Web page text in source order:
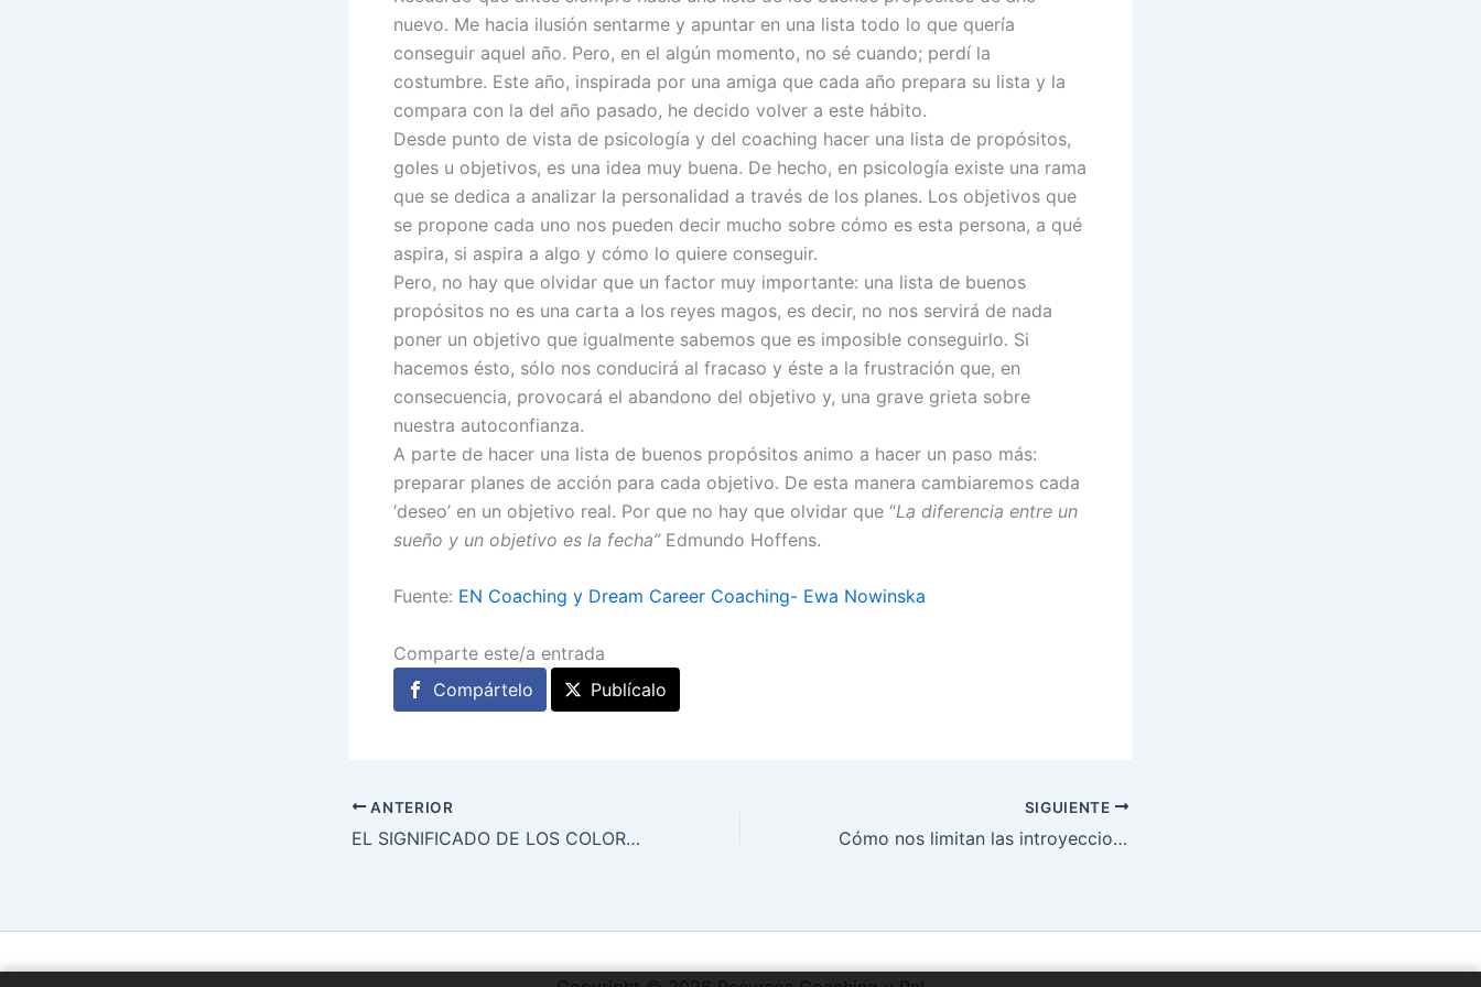
nuevo. Me hacia ilusión sentarme y apuntar en una lista todo lo que quería
conseguir aquel año. Pero, en el algún momento, no sé cuando; perdí la
costumbre. Este año, inspirada por una amiga que cada año prepara su lista y la
compara con la del año pasado, he decido volver a este hábito.
Desde punto de vista de psicología y del coaching hacer una lista de propósitos,
goles u objetivos, es una idea muy buena. De hecho, en psicología existe una rama
que se dedica a analizar la personalidad a través de los planes. Los objetivos que
se propone cada uno nos pueden decir mucho sobre cómo es esta persona, a qué
aspira, si aspira a algo y cómo lo quiere conseguir.
Pero, no hay que olvidar que un factor muy importante: una lista de buenos
propósitos no es una carta a los reyes magos, es decir, no nos servirá de nada
poner un objetivo que igualmente sabemos que es imposible conseguirlo. Si
hacemos ésto, sólo nos conducirá al fracaso y éste a la frustración que, en
consecuencia, provocará el abandono del objetivo y, una grave grieta sobre
nuestra autoconfianza.
A parte de hacer una lista de buenos propósitos animo a hacer un paso más:
preparar planes de acción para cada objetivo. De esta manera cambiaremos cada
‘deseo’ en un objetivo real. Por que no hay que olvidar que “La diferencia entre un
sueño y un objetivo es la fecha” Edmundo Hoffens.
Fuente: EN Coaching y Dream Career Coaching- Ewa Nowinska
Comparte este/a entrada
Compártelo
Publícalo
ANTERIOR
EL SIGNIFICADO DE LOS COLORES I
SIGUIENTE
Cómo nos limitan las introyecciones.